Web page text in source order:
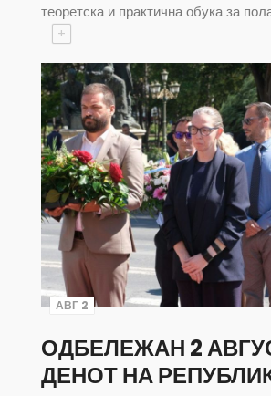
теоретска и практична обука за
+
АВГ 2
ОДБЕЛЕЖАН 2
ДЕНОТ НА